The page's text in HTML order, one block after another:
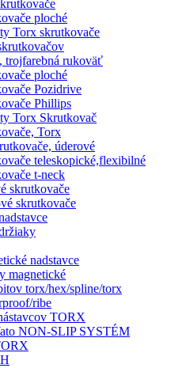
ploché
Torx skrutkovače
trojfarebná rukoväť
ploché
Pozidrive
Phillips
Torx Skrutkovač
Torx
úderové
teleskopické,flexibilné
t-neck
skrutkovače
skrutkovače
nadstavce
magnetické
torx/hex/spline/torx
ribe
TORX
NON-SLIP SYSTÉM